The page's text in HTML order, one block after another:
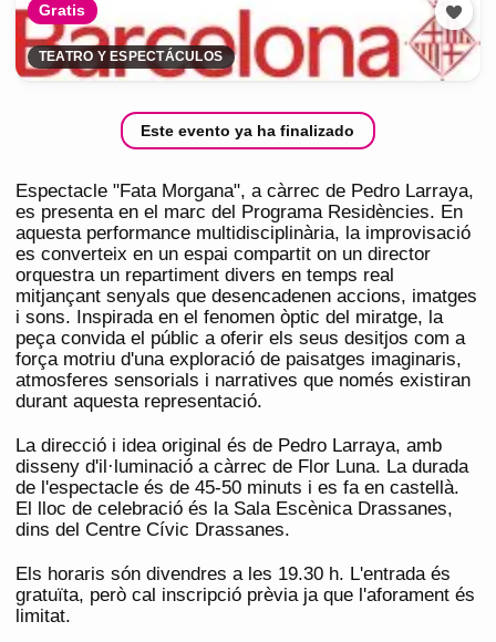
Gratis
TEATRO Y ESPECTÁCULOS
Este evento ya ha finalizado
Espectacle "Fata Morgana", a càrrec de Pedro Larraya,
es presenta en el marc del Programa Residències. En
aquesta performance multidisciplinària, la improvisació
es converteix en un espai compartit on un director
orquestra un repartiment divers en temps real
mitjançant senyals que desencadenen accions, imatges
i sons. Inspirada en el fenomen òptic del miratge, la
peça convida el públic a oferir els seus desitjos com a
força motriu d'una exploració de paisatges imaginaris,
atmosferes sensorials i narratives que només existiran
durant aquesta representació.
La direcció i idea original és de Pedro Larraya, amb
disseny d'il·luminació a càrrec de Flor Luna. La durada
de l'espectacle és de 45-50 minuts i es fa en castellà.
El lloc de celebració és la Sala Escènica Drassanes,
dins del Centre Cívic Drassanes.
Els horaris són divendres a les 19.30 h. L'entrada és
gratuïta, però cal inscripció prèvia ja que l'aforament és
limitat.